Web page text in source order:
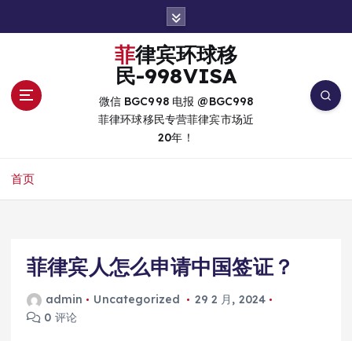
菲律宾环球移
民-998VISA
微信 BGC998 电报 @BGC998
菲律环球移民专营菲律宾市场近
20年！
首页
菲律宾人怎么申请中国签证？
admin Uncategorized
29 2 月, 2024
0 评论